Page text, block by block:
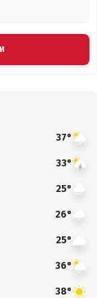
37°
33°
25°
26°
25°
36°
38°